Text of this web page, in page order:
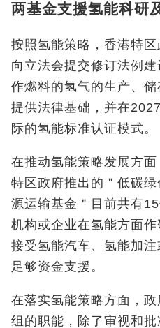
两基金支援氢能科研
按照氢能策略，香港特
向立法会提交修订法例
作燃料的氢气的生产、
提供法律基础，并在
际的氢能标准认证模式。
在推动氢能策略发展方
特区政府推出的＂低碳
源运输基金＂目前共有
机构或企业在氢能方面
接受氢能汽车、氢能加
足够资金支援。
在落实氢能策略方面，
组的职能，除了审视和